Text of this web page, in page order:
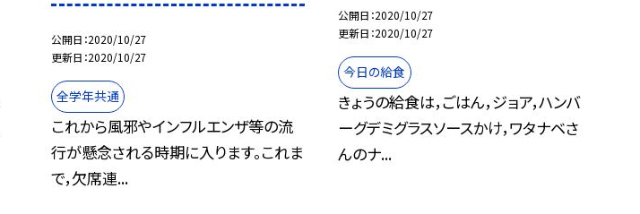
公開日 2020/10/27
更新日 2020/10/27
全学年共通
これから風邪やインフルエンザ等の流
行が懸念される時期に入ります。これま
で，欠席連...
公開日 2020/10/27
更新日 2020/10/27
今日の給食
きょうの給食は，ごはん，ジョア，ハンバ
ーグデミグラスソースかけ，ワタナベさ
んのナ...